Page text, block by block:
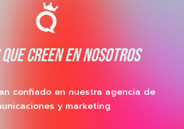
CREEN EN NOSOTROS
confiado en nuestra agencia de
y marketing